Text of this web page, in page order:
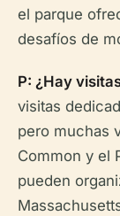
el parque
desafíos de
P: ¿Hay
visitas
pero muchas
Common y el
pueden